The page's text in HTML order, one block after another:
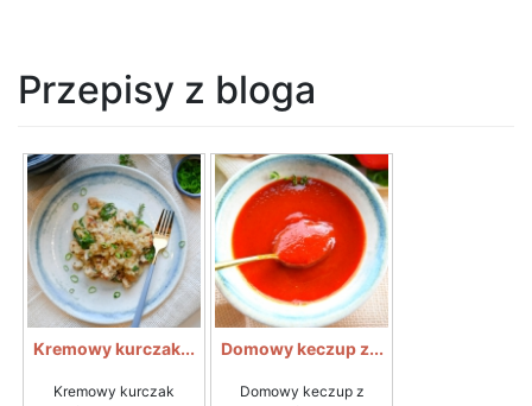
Przepisy z bloga
Kremowy kurczak...
Kremowy kurczak
Domowy keczup z...
Domowy keczup z